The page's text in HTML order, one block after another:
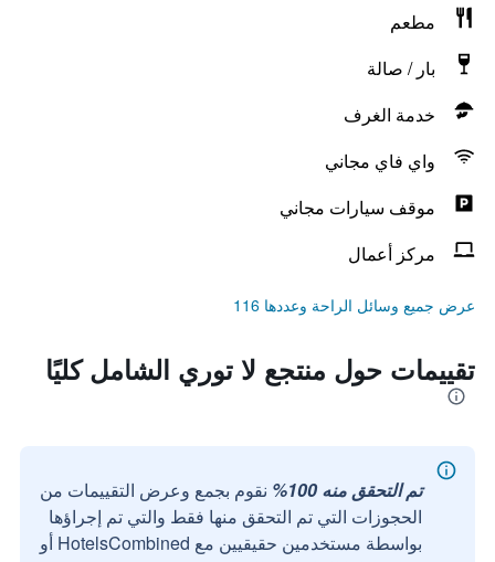
مطعم
بار / صالة
خدمة الغرف
واي فاي مجاني
موقف سيارات مجاني
مركز أعمال
عرض جميع وسائل الراحة وعددها 116
تقييمات حول منتجع لا توري الشامل كليًا
تم التحقق منه 100%
نقوم بجمع وعرض التقييمات من
الحجوزات التي تم التحقق منها فقط والتي تم إجراؤها
بواسطة مستخدمين حقيقيين مع HotelsCombined أو